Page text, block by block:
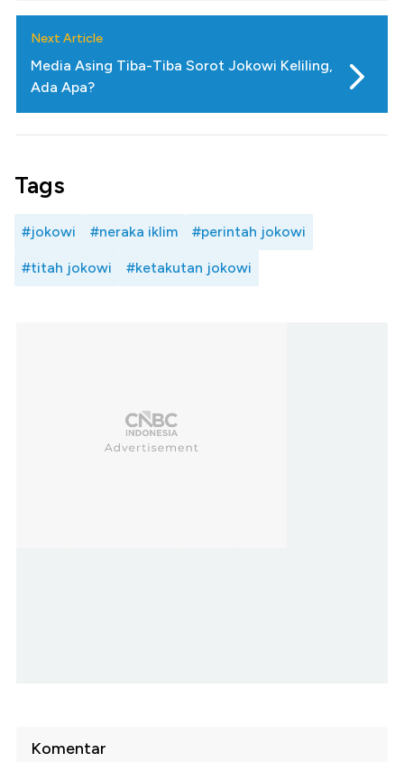
Next Article
Media Asing Tiba-Tiba Sorot Jokowi Keliling,
Ada Apa?
Tags
#jokowi #neraka iklim #perintah jokowi
#titah jokowi #ketakutan jokowi
Komentar